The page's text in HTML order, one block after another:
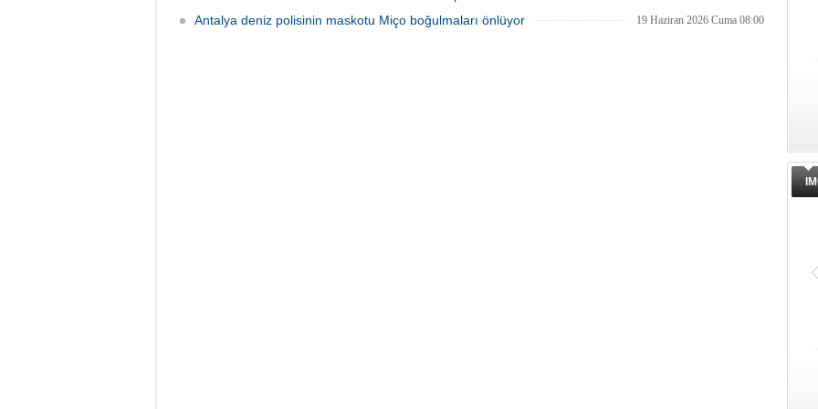
Antalya deniz polisinin maskotu Miço boğulmaları önlüyor 19 Haziran 2026 Cuma 08:00